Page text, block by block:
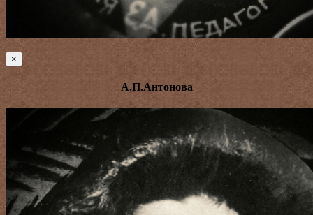
×
А.П.Антонова